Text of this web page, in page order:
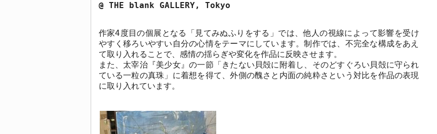
@ THE blank GALLERY, Tokyo
作家4度目の個展となる「見てみぬふりをする」では、他人の視線によって影響を受け
やすく移ろいやすい自分の心情をテーマにしています。制作では、不完全な構成をあえ
て取り入れることで、感情の揺らぎや変化を作品に反映させます。
また、太宰治『美少女』の一節「きたない貝殻に附着し、そのどすぐろい貝殻に守られ
ている一粒の真珠」に着想を得て、外側の醜さと内面の純粋さという対比を作品の表現
に取り入れています。